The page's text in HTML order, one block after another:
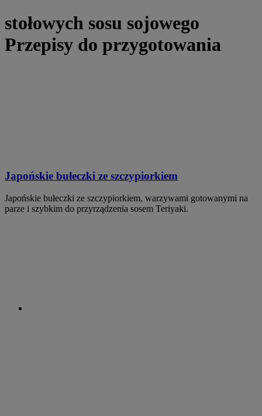
stołowych sosu sojowego
Przepisy do przygotowania
Japońskie bułeczki ze szczypiorkiem
Japońskie bułeczki ze szczypiorkiem, warzywami gotowanymi na
parze i szybkim do przyrządzenia sosem Teriyaki.